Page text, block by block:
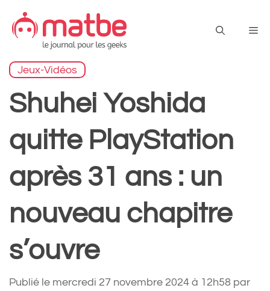
contenu
Jeux-Vidéos
Shuhei Yoshida
quitte PlayStation
après 31 ans : un
nouveau chapitre
s’ouvre
Publié le mercredi 27 novembre 2024 à 12h58 par